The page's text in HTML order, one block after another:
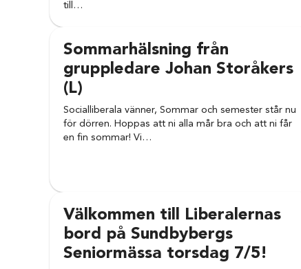
till…
Sommarhälsning från
gruppledare Johan Storåkers
(L)
Socialliberala vänner, Sommar och semester står nu
för dörren. Hoppas att ni alla mår bra och att ni får
en fin sommar! Vi…
Välkommen till Liberalernas
bord på Sundbybergs
Seniormässa torsdag 7/5!